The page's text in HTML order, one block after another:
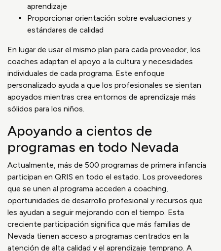
aprendizaje
Proporcionar orientación sobre evaluaciones y
estándares de calidad
En lugar de usar el mismo plan para cada proveedor, los
coaches adaptan el apoyo a la cultura y necesidades
individuales de cada programa. Este enfoque
personalizado ayuda a que los profesionales se sientan
apoyados mientras crea entornos de aprendizaje más
sólidos para los niños.
Apoyando a cientos de
programas en todo Nevada
Actualmente, más de 500 programas de primera infancia
participan en QRIS en todo el estado. Los proveedores
que se unen al programa acceden a coaching,
oportunidades de desarrollo profesional y recursos que
les ayudan a seguir mejorando con el tiempo. Esta
creciente participación significa que más familias de
Nevada tienen acceso a programas centrados en la
atención de alta calidad y el aprendizaje temprano. A